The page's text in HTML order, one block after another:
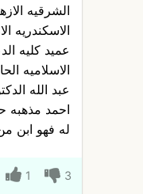
الشرقيه
الاسكندريه
عميد كليه
الاسلاميه
عبد الله
احمد مذهبه
له فهو ابن من
3
1